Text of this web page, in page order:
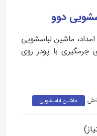
دوو
ماشین لباسشویی
با پودر روی
ماشین لباسشویی